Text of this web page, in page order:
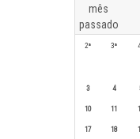
2ª 3ª
3 4
10 11
17 18